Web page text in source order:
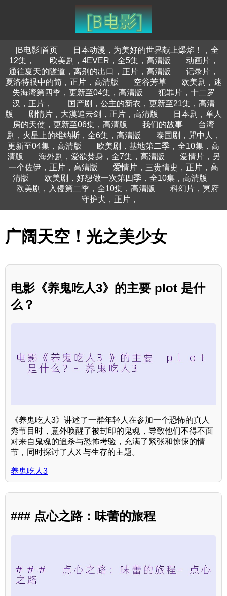
[B电影]首页
日本动漫，为美好的世界献上爆焰！，全
12集，
欧美剧，4EVER，全5集，高清版
动画片，
通往夏天的隧道，离别的出口，正片，高清版
记录片，
夏洛特眼中的简，正片，高清版
空谷芳草
欧美剧，迷
失海湾第四季，更新至04集，高清版
犯罪片，十二罗
汉，正片，
国产剧，公主的新衣，更新至21集，高清
版
剧情片，大漠追云剑，正片，高清版
日本剧，单人
房的天使，更新至06集，高清版
我们的故事
台湾
剧，火星上的维纳斯，全6集，高清版
泰国剧，咒中人，
更新至04集，高清版
欧美剧，基地第二季，全10集，高
清版
海外剧，爱欲焚身，全7集，高清版
爱情片，另
一个佐伊，正片，高清版
爱情片，三贵情史，正片，高
清版
欧美剧，好想做一次第四季，全10集，高清版
欧美剧，入侵第二季，全10集，高清版
科幻片，冥府
守护犬，正片，
广阔天空！光之美少女
电影《养鬼吃人3》的主要 plot 是什
么？
《养鬼吃人3》讲述了一群年轻人在参加一个恐怖的真人
秀节目时，意外唤醒了被封印的鬼魂，导致他们不得不面
对来自鬼魂的追杀与恐怖考验，充满了紧张和惊悚的情
节，同时探讨了人X 与生存的主题。
养鬼吃人3
### 点心之路：味蕾的旅程